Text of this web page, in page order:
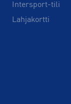
Intersport-tili
Lahjakortti